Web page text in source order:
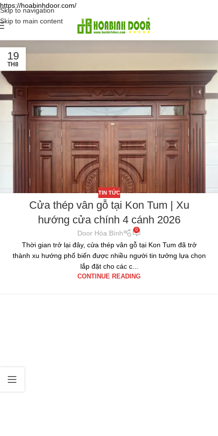
https://hoabinhdoor.com/
Skip to navigation
Skip to main content
19
TH8
TIN TỨC
Cửa thép vân gỗ tại Kon Tum | Xu
hướng cửa chính 4 cánh 2026
Door Hòa Bình 0
Thời gian trở lại đây, cửa thép vân gỗ tại Kon Tum đã trở
thành xu hướng phổ biến được nhiều người tin tưởng lựa chọn
lắp đặt cho các c...
CONTINUE READING